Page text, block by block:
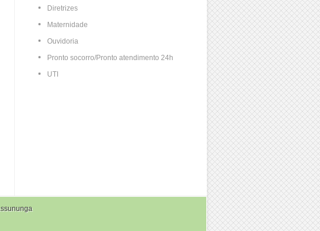
Diretrizes
Maternidade
Ouvidoria
Pronto socorro/Pronto atendimento 24h
UTI